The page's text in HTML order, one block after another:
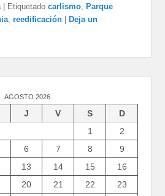
Etiquetado carlismo
Parque
,reedificación
Deja un
AGOSTO 2026
J V S
D
1
2
6 7 8
9
13 14 15
16
20 21 22
23